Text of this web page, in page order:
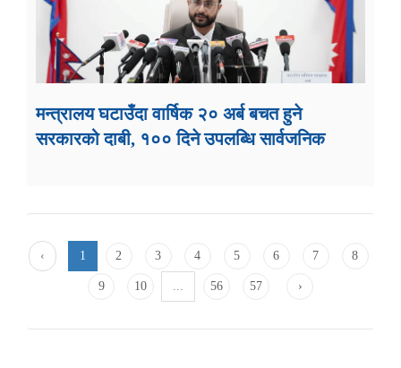
मन्त्रालय घटाउँदा वार्षिक २० अर्ब बचत हुने
सरकारको दाबी, १०० दिने उपलब्धि सार्वजनिक
‹ 1 2 3 4 5 6 7 8
9 10 56 57 ›